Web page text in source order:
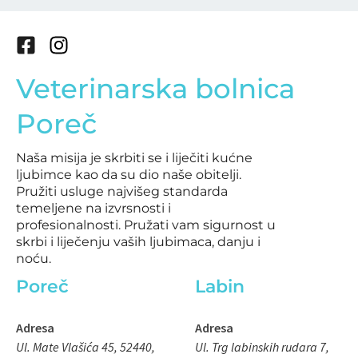
F
c
e
b
o
k
-
s
q
u
a
e
I
s
t
a
r
a
m
Veterinarska bolnica
Poreč
Naša misija je skrbiti se i liječiti kućne
ljubimce kao da su dio naše obitelji.
Pružiti usluge najvišeg standarda
temeljene na izvrsnosti i
profesionalnosti. Pružati vam sigurnost u
skrbi i liječenju vaših ljubimaca, danju i
noću.
Poreč
Adresa
Ul. Mate Vlašića 45, 52440,
Labin
Adresa
Ul. Trg labinskih rudara 7,